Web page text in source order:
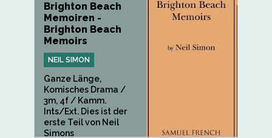
Brighton Beach
Memoiren -
Brighton Beach
Memoirs
NEIL SIMON
Ganze Länge,
Komisches Drama /
3m, 4f / Kamm.
Ints/Ext. Dies ist der
erste Teil von Neil
Simons